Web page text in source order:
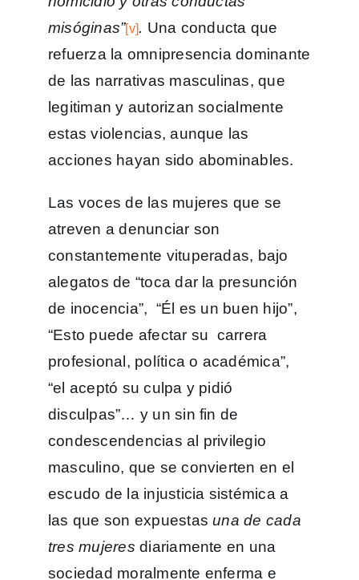
misóginas”[v]. Una conducta que
refuerza la omnipresencia dominante
de las narrativas masculinas, que
legitiman y autorizan socialmente
estas violencias, aunque las
acciones hayan sido abominables.
Las voces de las mujeres que se
atreven a denunciar son
constantemente vituperadas, bajo
alegatos de “toca dar la presunción
de inocencia”, “Él es un buen hijo”,
“Esto puede afectar su carrera
profesional, política o académica”,
“el aceptó su culpa y pidió
disculpas”… y un sin fin de
condescendencias al privilegio
masculino, que se convierten en el
escudo de la injusticia sistémica a
las que son expuestasuna de cada
tres mujeres diariamente en una
sociedad moralmente enferma e